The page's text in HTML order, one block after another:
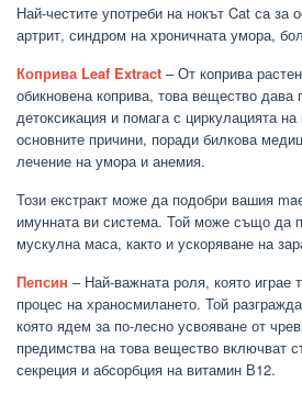
Най-честите употреби на нокът Cat са за
артрит, синдром на хроничната умора,
Коприва Leaf Extract – От коприва
обикновена коприва, това вещество дава
детоксикация и помага с циркулацията
основните причини, поради билкова
лечение на умора и анемия.
Този екстракт може да подобри вашия
имунната ви система. Той може също да
мускулна маса, както и ускоряване на
Пепсин – Най-важната роля, която играе
процес на храносмилането. Той
която ядем за по-лесно усвояване от
предимства на това вещество включват
секреция и абсорбция на витамин В12.